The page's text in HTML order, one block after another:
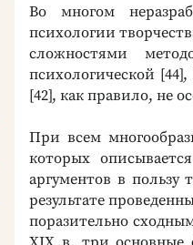
Во многом
психологии
сложностями
психологической
[42], как правило, не
При всем
которых
аргументов в
результате
поразительно